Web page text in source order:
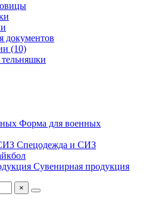
документов
(10)
Форма для военных
Спецодежда и СИЗ
Сувенирная продукция
×